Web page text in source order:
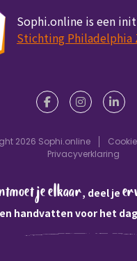
Sophi.online is een
Stichting Philadelphia
2026 Sophi.online
Privacyverklaring
je elkaar, deel je
en handvatten voor het